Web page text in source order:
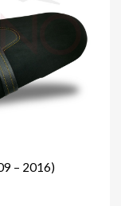
– 2016)